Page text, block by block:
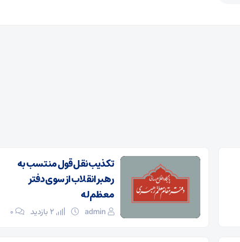
تکذیب نقل قول منتسب به
رهبر انقلاب از سوی دفتر
معظم‌له
admin 2 بازدید ۰